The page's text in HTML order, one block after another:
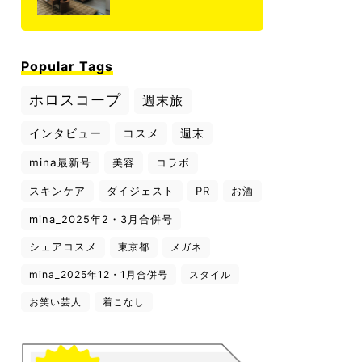
Popular Tags
ホロスコープ 週末旅
インタビュー コスメ 週末
mina最新号 美容 コラボ
スキンケア ダイジェスト PR お酒
mina_2025年2・3月合併号
シェアコスメ 東京都 メガネ
mina_2025年12・1月合併号 スタイル
お笑い芸人 着こなし